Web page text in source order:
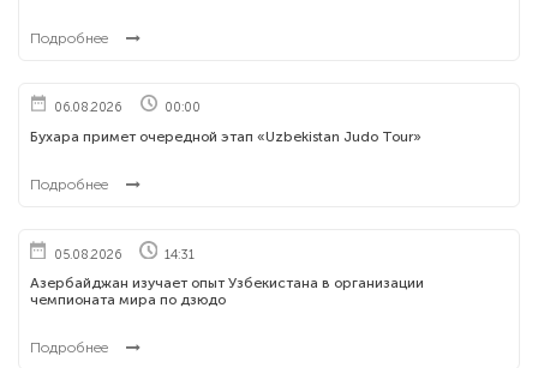
Подробнее
06.08.2026 00:00
Бухара примет очередной этап «Uzbekistan Judo Tour»
Подробнее
05.08.2026 14:31
Азербайджан изучает опыт Узбекистана в организации
чемпионата мира по дзюдо
Подробнее